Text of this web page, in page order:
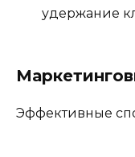
удержание
Эффективные